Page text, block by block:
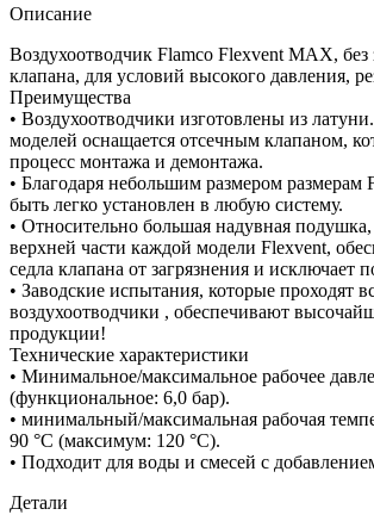
Описание
Воздухоотводчик Flamco Flexvent MAX, без
клапана, для условий высокого давления,
Преимущества
• Воздухоотводчики изготовлены из
моделей оснащается отсечным клапаном,
процесс монтажа и демонтажа.
• Благодаря небольшим размером размерам
быть легко установлен в любую систему.
• Относительно большая надувная подушка,
верхней части каждой модели Flexvent,
седла клапана от загрязнения и исключает
• Заводские испытания, которые проходят
воздухоотводчики , обеспечивают
продукции!
Технические характеристики
• Минимальное/максимальное рабочее
(функциональное: 6,0 бар).
• минимальный/максимальная pабочая
90 °C (максимум: 120 °C).
• Подходит для воды и смесей с
Детали